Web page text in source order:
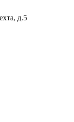
д.5